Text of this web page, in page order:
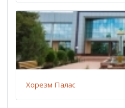
Хорезм Палас